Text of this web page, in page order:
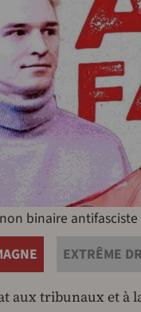
binaire
EXTRÊME
aux tribunaux et à